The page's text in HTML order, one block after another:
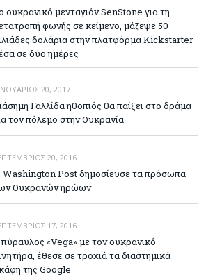
ουκρανικό μενταγιόν SenStone για τη
φωνής σε κείμενο, μάζεψε 50
δολάρια στην πλατφόρμα Kickstarter
σε δύο ημέρες
20, 2017
Γαλλίδα ηθοπιός θα παίξει στο δράμα
τον πόλεμο στην Ουκρανία
20, 2016
Post δημοσίευσε τα πρόσωπα
Ουκρανών ηρώων
17, 2016
«Vega» με τον ουκρανικό
έθεσε σε τροχιά τα διαστημικά
της Google